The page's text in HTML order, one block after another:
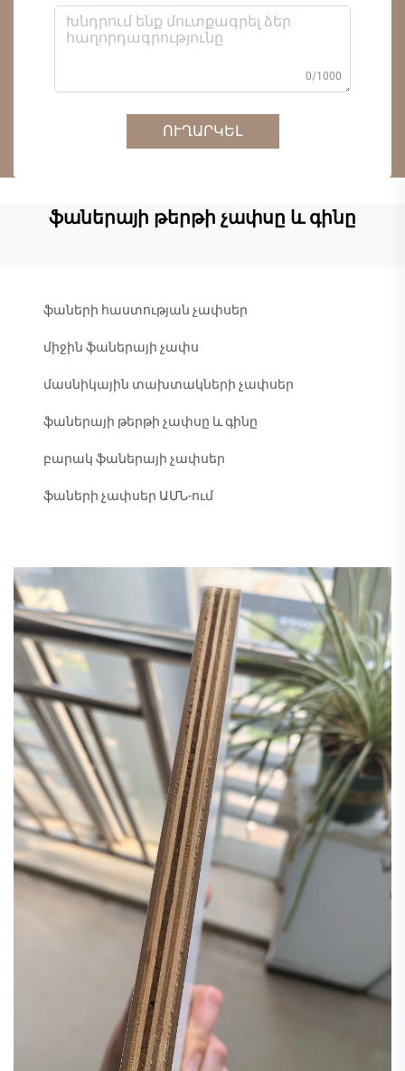
0/1000
ՈՒՂԱՐԿԵԼ
ֆաներայի թերթի չափսը և գինը
ֆաների հաստության չափսեր
միջին ֆաներայի չափս
մասնիկային տախտակների չափսեր
ֆաներայի թերթի չափսը և գինը
բարակ ֆաներայի չափսեր
ֆաների չափսեր ԱՄՆ-ում